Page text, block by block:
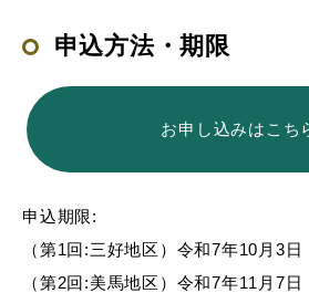
申込方法・期限
お申し込みはこち
申込期限:
（第1回:三好地区）令和7年10月3
（第2回:美馬地区）令和7年11月7